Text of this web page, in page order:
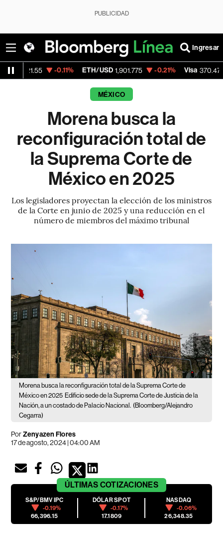
PUBLICIDAD
Ingresar
-0.11% ETH/USD 1,901.775 -0.21% Visa 370.47 +0.52%
MÉXICO
Morena busca la
reconfiguración total de
la Suprema Corte de
México en 2025
Los legisladores proyectan la elección de los ministros
de la Corte en junio de 2025 y una reducción en el
número de miembros del máximo tribunal
Morena busca la reconfiguración total de la Suprema Corte de
México en 2025 Edificio sede de la Suprema Corte de Justicia de la
Nación, a un costado de Palacio Nacional. (Bloomberg/Alejandro
Cegarra)
PorZenyazen Flores
17 de agosto, 2024 | 04:00 AM
ÚLTIMAS COTIZACIONES
S&P/BMV IPC
-0.19%
66,396.15
DÓLAR SPOT
-0.17%
17.1809
NASDAQ
-0.06%
26,348.35